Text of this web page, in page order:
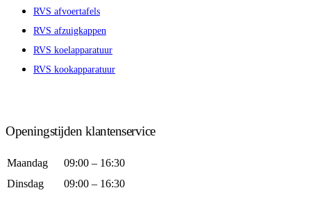
RVS afvoertafels
RVS afzuigkappen
RVS koelapparatuur
RVS kookapparatuur
Openingstijden klantenservice
Maandag
09:00 – 16:30
Dinsdag
09:00 – 16:30